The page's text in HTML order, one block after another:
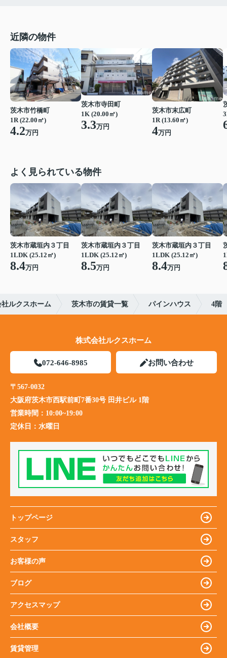
近隣の物件
茨木市竹橋町
1R (22.00㎡)
4.2万円
茨木市寺田町
1K (20.00㎡)
3.3万円
茨木市末広町
1R (13.60㎡)
4万円
よく見られている物件
茨木市蔵垣内３丁目
1LDK (25.12㎡)
8.4万円
茨木市蔵垣内３丁目
1LDK (25.12㎡)
8.5万円
茨木市蔵垣内３丁目
1LDK (25.12㎡)
8.4万円
ルクスホーム 茨木市の賃貸一覧 パインハウス 4階
株式会社ルクスホーム
072-646-8985 お問い合わせ
〒567-0032
大阪府茨木市西駅前町7番30号 田井ビル 1階
営業時間： 10:00~19:00
定休日： 水曜日
トップページ
スタッフ
お客様の声
ブログ
アクセスマップ
会社概要
賃貸管理